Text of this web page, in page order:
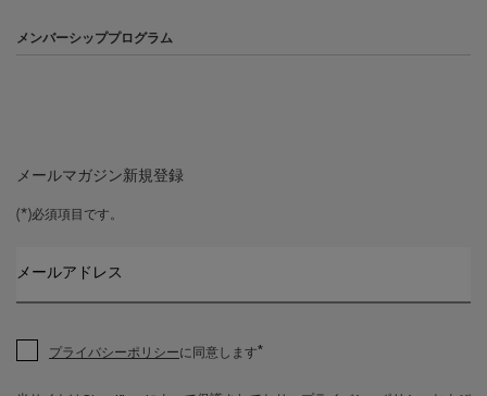
メンバーシッププログラム
メールマガジン新規登録
(*)必須項目です。
メールアドレス
プライバシーポリシーに同意します*